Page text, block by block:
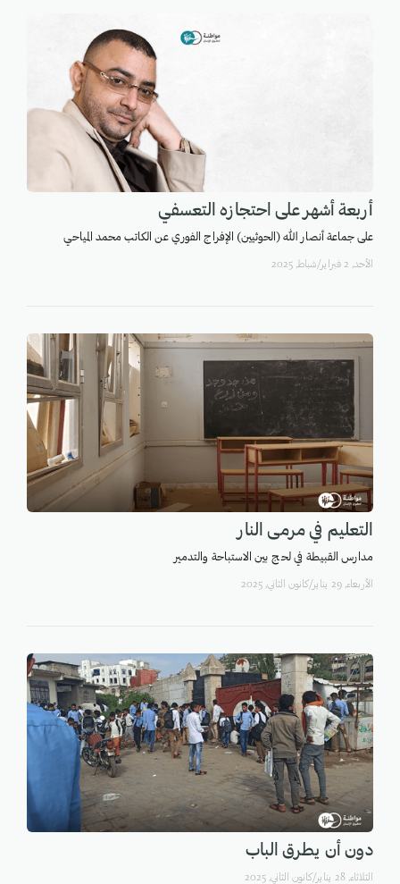
أربعة أشهر على احتجازه التعسفي
على جماعة أنصار الله (الحوثيين) الإفراج الفوري عن الكاتب محمد المياحي
اﻷحد, 2 فبراير/شباط, 2025
التعليم في مرمى النار
مدارس القبيطة في لحج بين الاستباحة والتدمير
اﻷربعاء, 29 يناير/كانون الثاني, 2025
دون أن يطرق الباب
الثلاثاء, 28 يناير/كانون الثاني, 2025